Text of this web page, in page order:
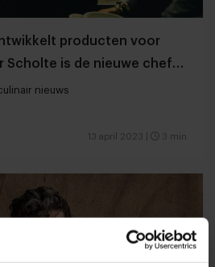
producten voor
Scholte is de nieuwe chef
nieuws
13 april 2023 3 min